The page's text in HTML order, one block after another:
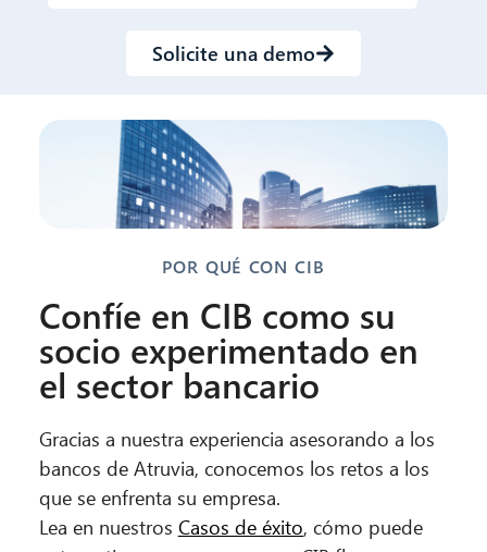
Solicite una demo
POR QUÉ CON CIB
Confíe en CIB como su
socio experimentado en
el sector bancario
Gracias a nuestra experiencia asesorando a los
bancos de Atruvia, conocemos los retos a los
que se enfrenta su empresa.
Lea en nuestros Casos de éxito, cómo puede